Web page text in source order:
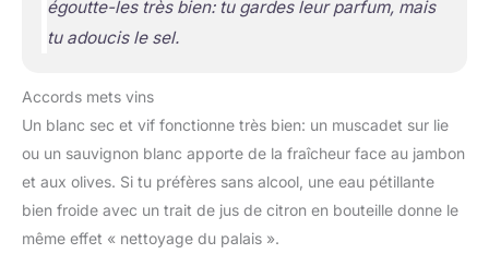
égoutte-les très bien: tu gardes leur parfum, mais
tu adoucis le sel.
Accords mets vins
Un blanc sec et vif fonctionne très bien: un muscadet sur lie
ou un sauvignon blanc apporte de la fraîcheur face au jambon
et aux olives. Si tu préfères sans alcool, une eau pétillante
bien froide avec un trait de jus de citron en bouteille donne le
même effet « nettoyage du palais ».